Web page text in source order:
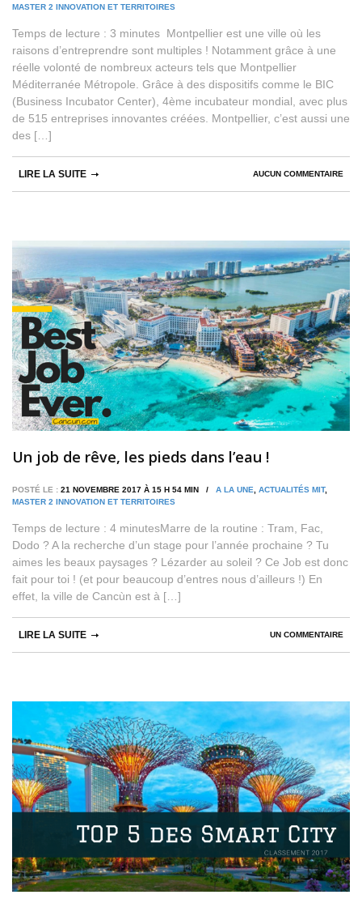
MASTER 2 INNOVATION ET TERRITOIRES
Temps de lecture : 3 minutes Montpellier est une ville où les
raisons d’entreprendre sont multiples ! Notamment grâce à une
réelle volonté de nombreux acteurs tels que Montpellier
Méditerranée Métropole. Grâce à des dispositifs comme le BIC
(Business Incubator Center), 4ème incubateur mondial, avec plus
de 515 entreprises innovantes créées. Montpellier, c’est aussi une
des […]
AUCUN COMMENTAIRE
LIRE LA SUITE
Un job de rêve, les pieds dans l’eau !
POSTÉ LE : 21 NOVEMBRE 2017 À 15 H 54 MIN / A LA UNE ACTUALITÉS MIT,
MASTER 2 INNOVATION ET TERRITOIRES
Temps de lecture : 4 minutesMarre de la routine : Tram, Fac,
Dodo ? A la recherche d’un stage pour l’année prochaine ? Tu
aimes les beaux paysages ? Lézarder au soleil ? Ce Job est donc
fait pour toi ! (et pour beaucoup d’entres nous d’ailleurs !) En
effet, la ville de Cancùn est à […]
UN COMMENTAIRE
LIRE LA SUITE